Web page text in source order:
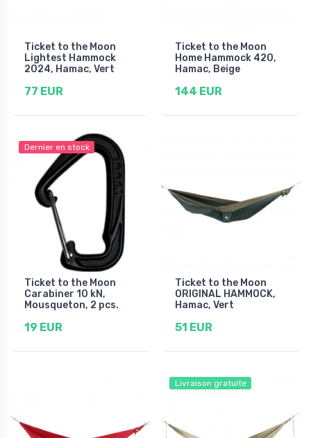
Ticket to the Moon
Lightest Hammock
2024, Hamac, Vert
77 EUR
Ticket to the Moon
Home Hammock 420,
Hamac, Beige
144 EUR
Dernier en stock
Ticket to the Moon
Carabiner 10 kN,
Mousqueton, 2 pcs.
19 EUR
Ticket to the Moon
ORIGINAL HAMMOCK,
Hamac, Vert
51 EUR
Livraison gratuite